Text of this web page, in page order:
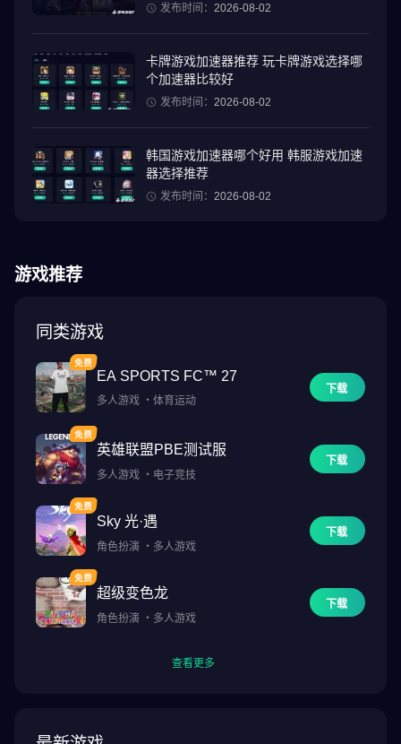
发布时间： 2026-08-02
卡牌游戏加速器推荐 玩卡牌游戏选择哪
个加速器比较好
发布时间： 2026-08-02
韩国游戏加速器哪个好用 韩服游戏加速
器选择推荐
发布时间： 2026-08-02
游戏推荐
同类游戏
EA SPORTS FC™ 27
多人游戏 ・ 体育运动
下载
英雄联盟PBE测试服
多人游戏 ・ 电子竞技
下载
Sky 光·遇
角色扮演 ・ 多人游戏
下载
超级变色龙
角色扮演 ・ 多人游戏
下载
查看更多